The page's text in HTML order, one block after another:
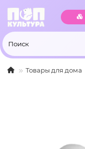
Товары для дома